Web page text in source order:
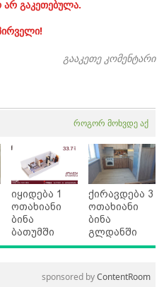
არ გაკეთებულა.
გააკეთე კომენტარი
როგორ მოხვდე აქ
იყიდება 1
ოთახიანი
ბინა
ბათუმში
ქირავდება 3
ოთახიანი
ბინა
გლდანში
sponsored byContentRoom